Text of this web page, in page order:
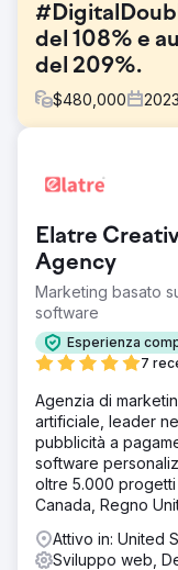
del 108% e
del 209%.
$480,000 2023
Un'azienda B2C
base utenti e
l'obiettivo era
attrarre e
Soluzione
Implementato una
attenzione
marketing mirato.
dei dati per
di aumentare la
Risultato
La base utenti è
completamento
2.945 e il tasso di
4,18%. Questi
incrementato in
mercato
Elatre
Agency
Marketing basato
software
Esperienza
7
Agenzia di
artificiale, leader
pubblicità a
software
oltre 5.000 progetti
Canada, Regno
Attivo in: United
Sviluppo web,